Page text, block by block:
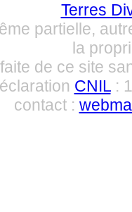
Terres
partielle,
la
de ce site
CNIL:
contact :